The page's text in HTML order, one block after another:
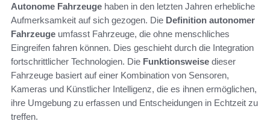
Autonome Fahrzeuge haben in den letzten Jahren erhebliche
Aufmerksamkeit auf sich gezogen. Die Definition autonomer
Fahrzeuge umfasst Fahrzeuge, die ohne menschliches
Eingreifen fahren können. Dies geschieht durch die Integration
fortschrittlicher Technologien. Die Funktionsweise dieser
Fahrzeuge basiert auf einer Kombination von Sensoren,
Kameras und Künstlicher Intelligenz, die es ihnen ermöglichen,
ihre Umgebung zu erfassen und Entscheidungen in Echtzeit zu
treffen.